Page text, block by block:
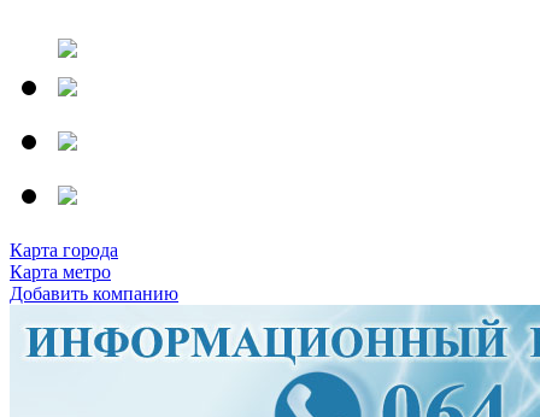
Карта города
Карта метро
Добавить компанию